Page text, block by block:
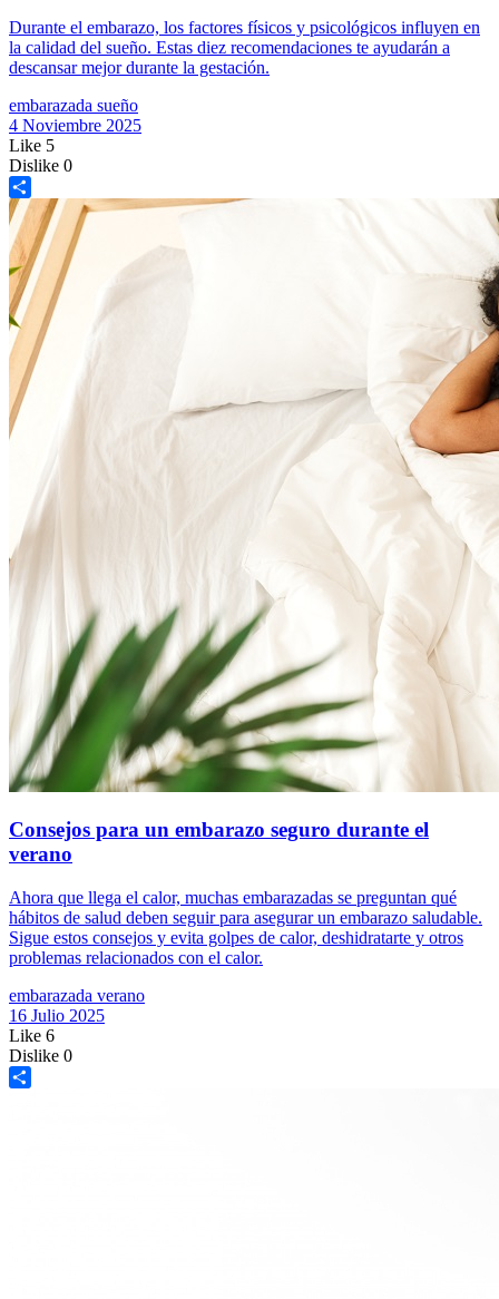
Durante el embarazo, los factores físicos y psicológicos influyen en
la calidad del sueño. Estas diez recomendaciones te ayudarán a
descansar mejor durante la gestación.
embarazada sueño
4 Noviembre 2025
Like 5
Dislike 0
Share
Consejos para un embarazo seguro durante el
verano
Ahora que llega el calor, muchas embarazadas se preguntan qué
hábitos de salud deben seguir para asegurar un embarazo saludable.
Sigue estos consejos y evita golpes de calor, deshidratarte y otros
problemas relacionados con el calor.
embarazada verano
16 Julio 2025
Like 6
Dislike 0